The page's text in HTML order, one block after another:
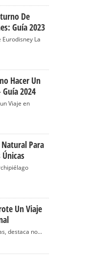
De
Guía 2023
La
Hacer Un
2024
Viaje en
Para
Un Viaje
destaca no...